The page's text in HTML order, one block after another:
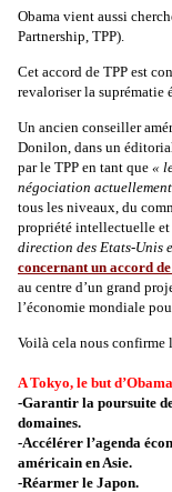
Obama vient aussi
Partnership, TPP).
Cet accord de TPP est
revaloriser la suprématie
Un ancien conseiller
Donilon, dans un
par le TPP en tant que «
négociation
tous les niveaux, du
propriété intellectuelle et
direction des Etats-Unis
concernant un accord
au centre d’un grand
l’économie mondiale
Voilà cela nous confirme
A Tokyo, le but
-Garantir la poursuite de
domaines.
-Accélérer l’agenda
américain en Asie.
-Réarmer le Japon.